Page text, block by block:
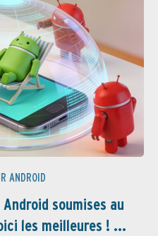
ANDROID
soumises au
les meilleures ! ...